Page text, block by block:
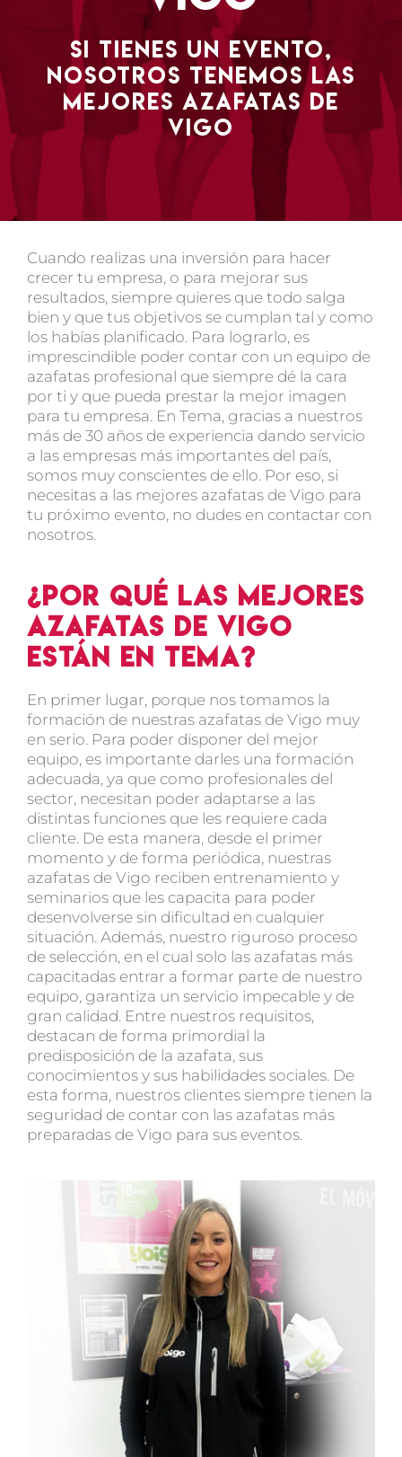
Si tienes un evento,
nosotros tenemos las
mejores azafatas de
Vigo
Cuando realizas una inversión para hacer
crecer tu empresa, o para mejorar sus
resultados, siempre quieres que todo salga
bien y que tus objetivos se cumplan tal y como
los habías planificado. Para lograrlo, es
imprescindible poder contar con un equipo de
azafatas profesional que siempre dé la cara
por ti y que pueda prestar la mejor imagen
para tu empresa. En Tema, gracias a nuestros
más de 30 años de experiencia dando servicio
a las empresas más importantes del país,
somos muy conscientes de ello. Por eso, si
necesitas a las mejores azafatas de Vigo para
tu próximo evento, no dudes en contactar con
nosotros.
¿Por qué las mejores
azafatas de Vigo
están en Tema?
En primer lugar, porque nos tomamos la
formación de nuestras azafatas de Vigo muy
en serio. Para poder disponer del mejor
equipo, es importante darles una formación
adecuada, ya que como profesionales del
sector, necesitan poder adaptarse a las
distintas funciones que les requiere cada
cliente. De esta manera, desde el primer
momento y de forma periódica, nuestras
azafatas de Vigo reciben entrenamiento y
seminarios que les capacita para poder
desenvolverse sin dificultad en cualquier
situación. Además, nuestro riguroso proceso
de selección, en el cual solo las azafatas más
capacitadas entrar a formar parte de nuestro
equipo, garantiza un servicio impecable y de
gran calidad. Entre nuestros requisitos,
destacan de forma primordial la
predisposición de la azafata, sus
conocimientos y sus habilidades sociales. De
esta forma, nuestros clientes siempre tienen la
seguridad de contar con las azafatas más
preparadas de Vigo para sus eventos.